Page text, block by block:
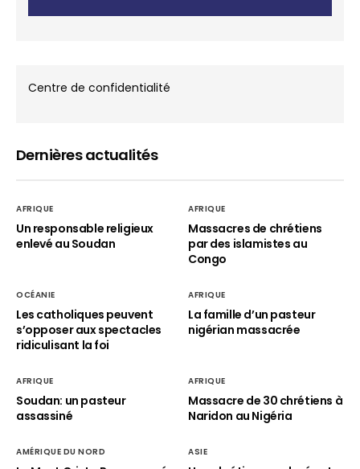
Centre de confidentialité
Dernières actualités
AFRIQUE
Un responsable religieux
enlevé au Soudan
AFRIQUE
Massacres de chrétiens
par des islamistes au
Congo
OCÉANIE
Les catholiques peuvent
s’opposer aux spectacles
ridiculisant la foi
AFRIQUE
La famille d’un pasteur
nigérian massacrée
AFRIQUE
Soudan: un pasteur
assassiné
AFRIQUE
Massacre de 30 chrétiens à
Naridon au Nigéria
AMÉRIQUE DU NORD ASIE